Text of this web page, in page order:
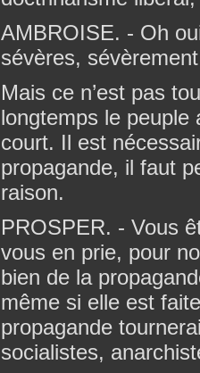
AMBROISE. - Oh
sévères,
Mais ce n’est pas
longtemps le
court. Il est
propagande, il faut
raison.
PROSPER. - Vous
vous en prie, pour
bien de la
même si elle est
propagande
socialistes,